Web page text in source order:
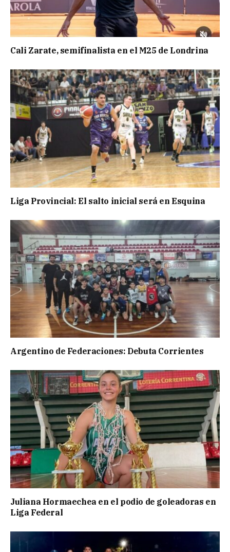
Cali Zarate, semifinalista en el M25 de Londrina
Liga Provincial: El salto inicial será en Esquina
Argentino de Federaciones: Debuta Corrientes
Juliana Hormaechea en el podio de goleadoras en
Liga Federal